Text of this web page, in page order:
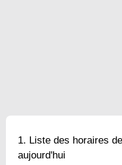
Liste des horaires
aujourd'hui